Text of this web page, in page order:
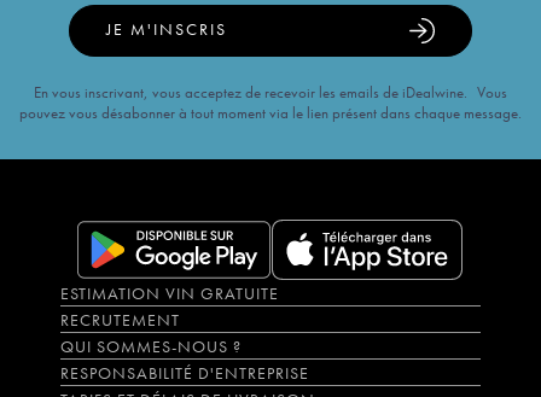
JE M'INSCRIS
En vous inscrivant, vous acceptez de recevoir les emails de iDealwine. Vous
pouvez vous désabonner à tout moment via le lien présent dans chaque message.
ESTIMATION VIN GRATUITE
RECRUTEMENT
QUI SOMMES-NOUS ?
RESPONSABILITÉ D'ENTREPRISE